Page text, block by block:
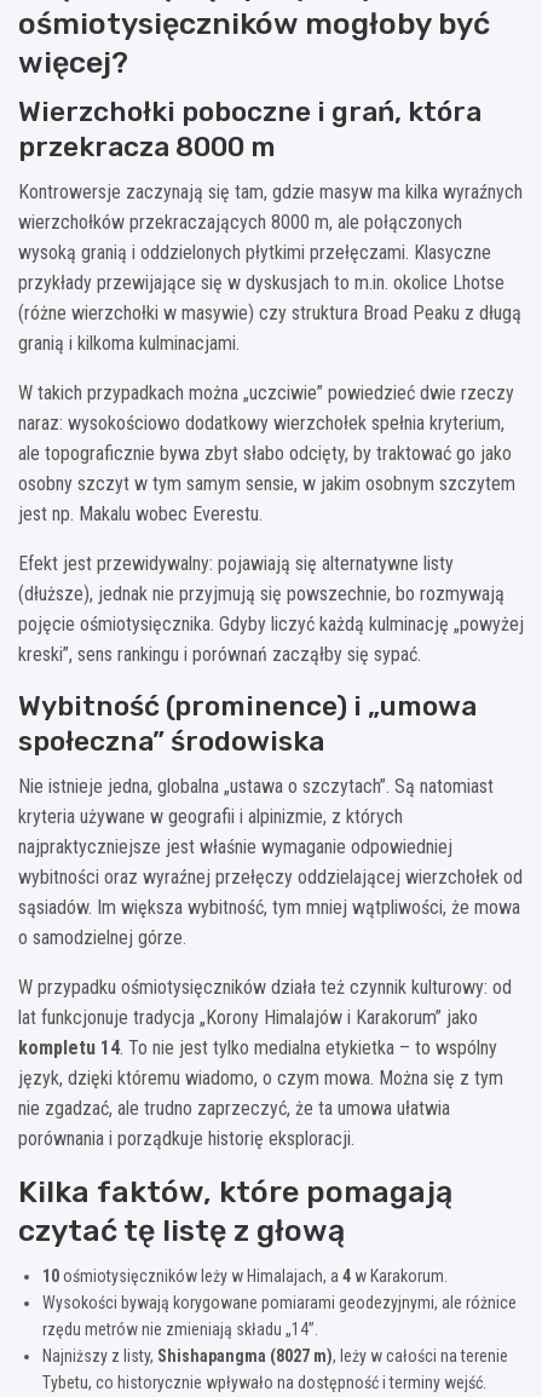
ośmiotysięczników mogłoby być
więcej?
Wierzchołki poboczne i grań, która
przekracza 8000 m
Kontrowersje zaczynają się tam, gdzie masyw ma kilka wyraźnych
wierzchołków przekraczających 8000 m, ale połączonych
wysoką granią i oddzielonych płytkimi przełęczami. Klasyczne
przykłady przewijające się w dyskusjach to m.in. okolice Lhotse
(różne wierzchołki w masywie) czy struktura Broad Peaku z długą
granią i kilkoma kulminacjami.
W takich przypadkach można „uczciwie” powiedzieć dwie rzeczy
naraz: wysokościowo dodatkowy wierzchołek spełnia kryterium,
ale topograficznie bywa zbyt słabo odcięty, by traktować go jako
osobny szczyt w tym samym sensie, w jakim osobnym szczytem
jest np. Makalu wobec Everestu.
Efekt jest przewidywalny: pojawiają się alternatywne listy
(dłuższe), jednak nie przyjmują się powszechnie, bo rozmywają
pojęcie ośmiotysięcznika. Gdyby liczyć każdą kulminację „powyżej
kreski”, sens rankingu i porównań zacząłby się sypać.
Wybitność (prominence) i „umowa
społeczna” środowiska
Nie istnieje jedna, globalna „ustawa o szczytach”. Są natomiast
kryteria używane w geografii i alpinizmie, z których
najpraktyczniejsze jest właśnie wymaganie odpowiedniej
wybitności oraz wyraźnej przełęczy oddzielającej wierzchołek od
sąsiadów. Im większa wybitność, tym mniej wątpliwości, że mowa
o samodzielnej górze.
W przypadku ośmiotysięczników działa też czynnik kulturowy: od
lat funkcjonuje tradycja „Korony Himalajów i Karakorum” jako
kompletu 14. To nie jest tylko medialna etykietka – to wspólny
język, dzięki któremu wiadomo, o czym mowa. Można się z tym
nie zgadzać, ale trudno zaprzeczyć, że ta umowa ułatwia
porównania i porządkuje historię eksploracji.
Kilka faktów, które pomagają
czytać tę listę z głową
10ośmiotysięczników leży w Himalajach, a 4 w Karakorum.
Wysokości bywają korygowane pomiarami geodezyjnymi, ale różnice
rzędu metrów nie zmieniają składu „14”.
Najniższy z listy, Shishapangma (8027 m), leży w całości na terenie
Tybetu, co historycznie wpływało na dostępność i terminy wejść.